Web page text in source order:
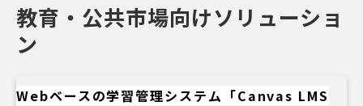
教育・公共市場向けソリューショ
ン
Webベースの学習管理システム「Canvas LMS